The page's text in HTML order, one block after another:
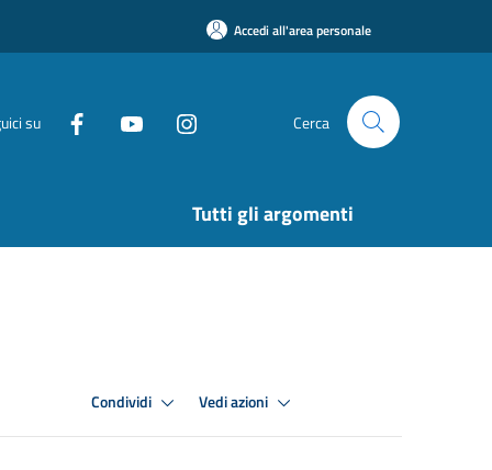
Accedi all'area personale
su Cerca
Tutti gli argomenti
Condividi Vedi azioni